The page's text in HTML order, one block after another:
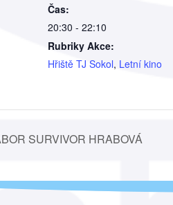
Čas:
20:30 - 22:10
Rubriky Akce:
Hřiště TJ Sokol, Letní kino
SURVIVOR HRABOVÁ